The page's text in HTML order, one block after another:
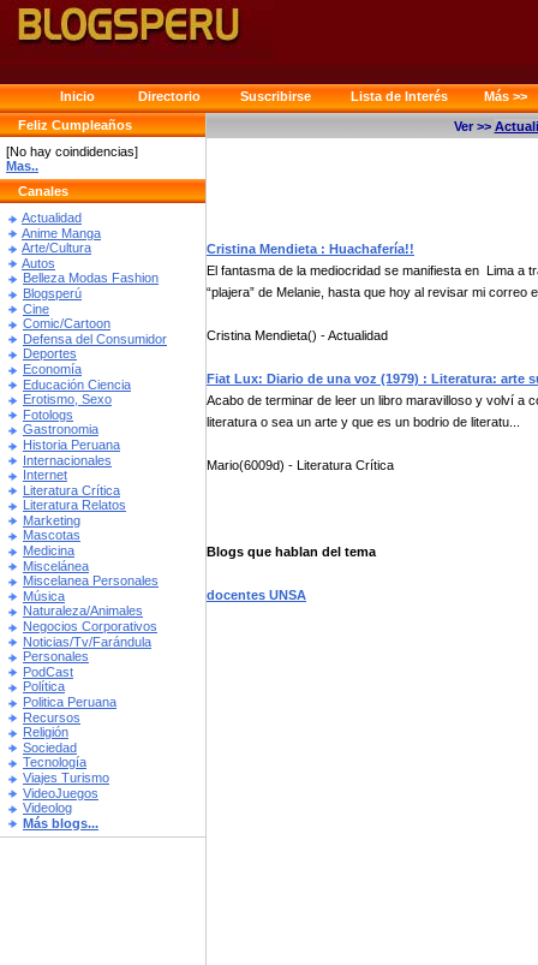
Inicio Directorio Suscribirse Lista de Interés
Más >>
Feliz Cumpleaños
[No hay coindidencias]
Mas..
Canales
Actualidad
Anime Manga
Arte/Cultura
Autos
Belleza Modas Fashion
Blogsperú
Cine
Comic/Cartoon
Defensa del Consumidor
Deportes
Economía
Educación Ciencia
Erotismo, Sexo
Fotologs
Gastronomia
Historia Peruana
Internacionales
Internet
Literatura Crítica
Literatura Relatos
Marketing
Mascotas
Medicina
Miscelánea
Miscelanea Personales
Música
Naturaleza/Animales
Negocios Corporativos
Noticias/Tv/Farándula
Personales
PodCast
Política
Politica Peruana
Recursos
Religión
Sociedad
Tecnología
Viajes Turismo
VideoJuegos
Videolog
Más blogs...
Ver >>
Cristina Mendieta : Huachafería!!
El fantasma de la mediocridad se manifiesta en Lima a
“plajera” de Melanie, hasta que hoy al revisar mi correo
Cristina Mendieta() - Actualidad
Fiat Lux: Diario de una voz (1979) : Literatura: arte
Acabo de terminar de leer un libro maravilloso y volví a
literatura o sea un arte y que es un bodrio de literatu...
Mario(6009d) - Literatura Crítica
Blogs que hablan del tema
docentes UNSA